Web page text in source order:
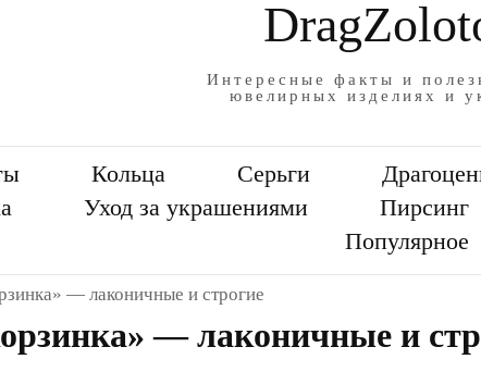
Интересные факты и
ювелирных изделиях и
Кольца Серьги
Уход за украшениями Пирсинг
Популярное
— лаконичные и строгие
— лаконичные и